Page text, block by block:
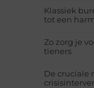
Klassiek
tot een
Zo zorg je
tieners
De cruciale